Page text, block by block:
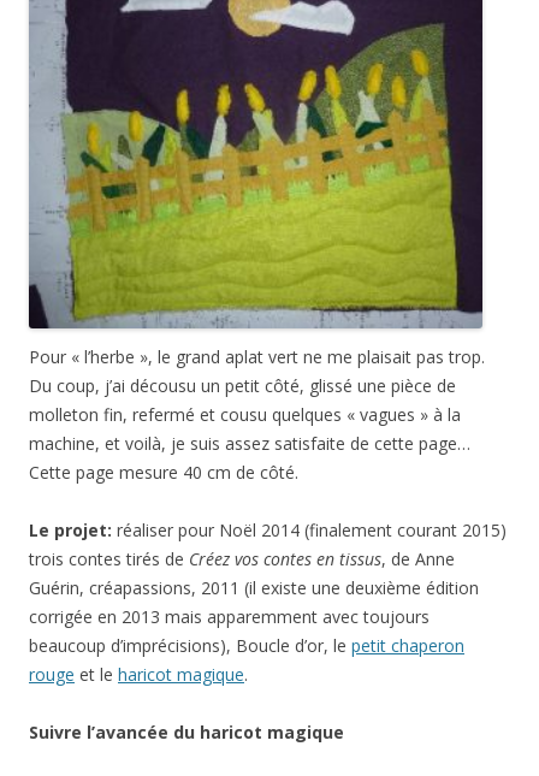
Pour « l’herbe », le grand aplat vert ne me plaisait pas trop.
Du coup, j’ai décousu un petit côté, glissé une pièce de
molleton fin, refermé et cousu quelques « vagues » à la
machine, et voilà, je suis assez satisfaite de cette page…
Cette page mesure 40 cm de côté.
Le projet: réaliser pour Noël 2014 (finalement courant 2015)
trois contes tirés de Créez vos contes en tissus, de Anne
Guérin, créapassions, 2011 (il existe une deuxième édition
corrigée en 2013 mais apparemment avec toujours
beaucoup d’imprécisions), Boucle d’or, le petit chaperon
rouge et le haricot magique.
Suivre l’avancée du haricot magique